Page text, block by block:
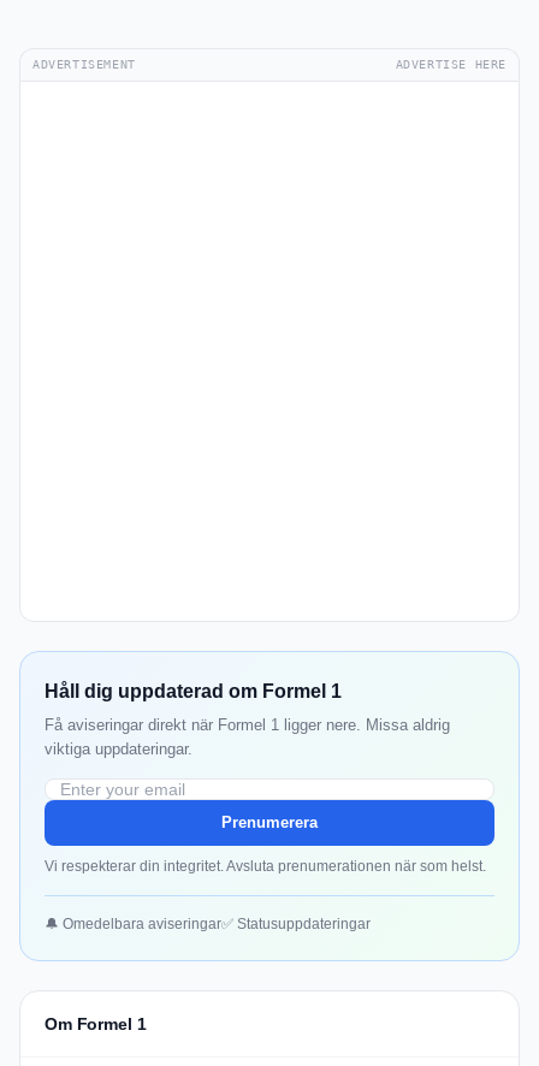
ADVERTISEMENT ADVERTISE HERE
Håll dig uppdaterad om Formel 1
Få aviseringar direkt när Formel 1 ligger nere. Missa aldrig
viktiga uppdateringar.
Prenumerera
Vi respekterar din integritet. Avsluta prenumerationen när som helst.
🔔 Omedelbara aviseringar✅ Statusuppdateringar
Om Formel 1